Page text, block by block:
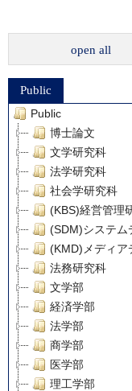
open all
Public
Public
博士論文
文学研究科
法学研究科
社会学研究科
(KBS)経営管理
(SDM)システム
(KMD)メディア
法務研究科
文学部
経済学部
法学部
商学部
医学部
理工学部